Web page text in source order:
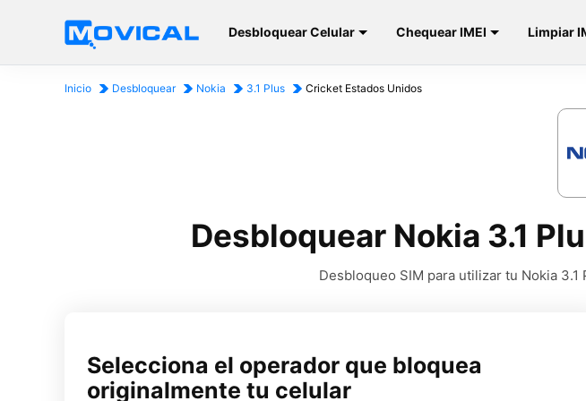
Desbloquear Celular Chequear IMEI Limpiar
Inicio Desbloquear Nokia 3.1 Plus Cricket Estados Unidos
Desbloquear Nokia 3.1
Desbloqueo SIM para utilizar tu Nokia
Selecciona el operador que bloquea
originalmente tu celular